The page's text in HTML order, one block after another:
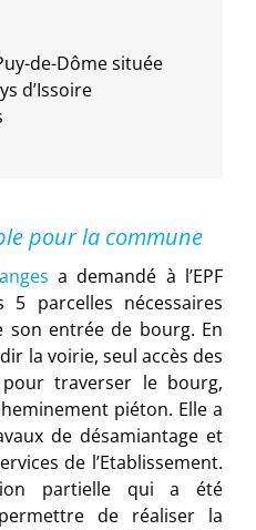
de-Dôme située
d’Issoire
pour la commune
a demandé à l’EPF
5 parcelles nécessaires
entrée de bourg. En
la voirie, seul accès des
traverser le bourg,
piéton. Elle a
de désamiantage et
de l’Etablissement.
partielle qui a été
de réaliser la